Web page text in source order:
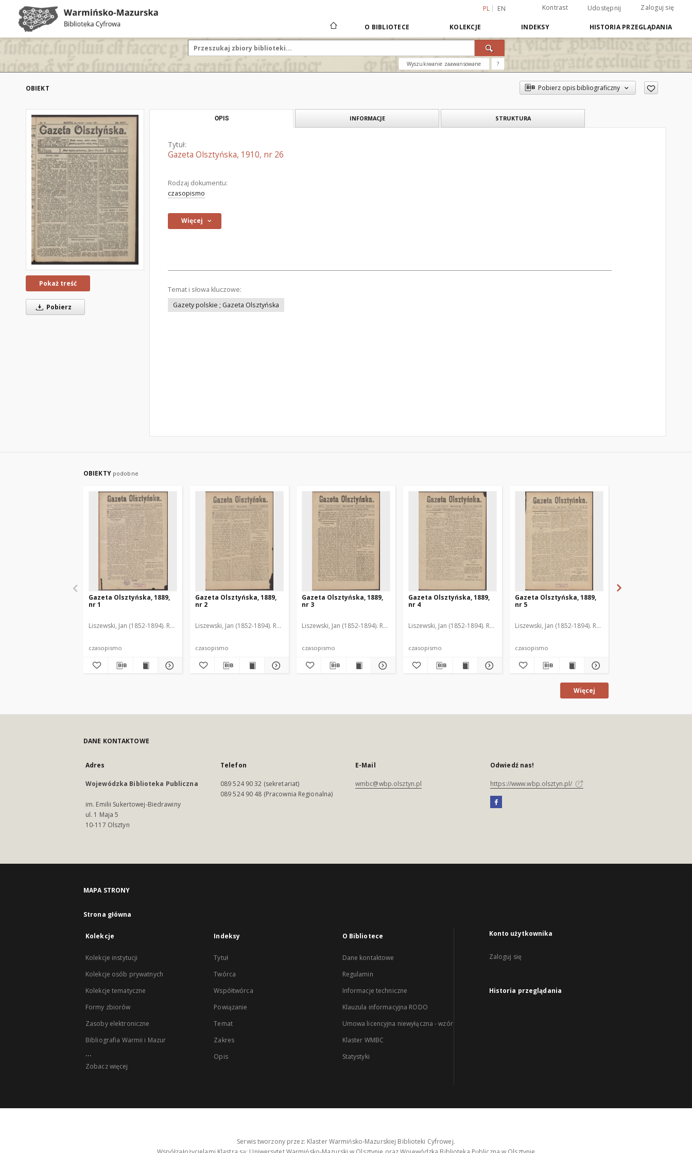
PL EN Kontrast Udostępnij Zaloguj się
O BIBLIOTECE KOLEKCJE INDEKSY HISTORIA PRZEGLĄDANIA
Wyszukiwanie zaawansowane ?
OBIEKT Pobierz opis bibliograficzny
Pokaż treść
Pobierz
OPIS INFORMACJE STRUKTURA
Tytuł:
Gazeta Olsztyńska, 1910, nr 26
Rodzaj dokumentu:
czasopismo
Więcej
Temat i słowa kluczowe:
Gazety polskie ; Gazeta Olsztyńska
OBIEKTY podobne
Gazeta Olsztyńska, 1889,
nr 1
Liszewski, Jan (1852-1894). Red.
czasopismo
Gazeta Olsztyńska, 1889,
nr 2
Liszewski, Jan (1852-1894). Red.
czasopismo
Gazeta Olsztyńska, 1889,
nr 3
Liszewski, Jan (1852-1894). Red.
czasopismo
Gazeta Olsztyńska, 1889,
nr 4
Liszewski, Jan (1852-1894). Red.
czasopismo
Gazeta Olsztyńska, 1889,
nr 5
Liszewski, Jan (1852-1894). Red.
czasopismo
Więcej
DANE KONTAKTOWE
Adres
Wojewódzka Biblioteka Publiczna
im. Emilii Sukertowej-Biedrawiny
ul. 1 Maja 5
10-117 Olsztyn
Telefon
089 524 90 32 (sekretariat)
089 524 90 48 (Pracownia Regionalna)
E-Mail
wmbc@wbp.olsztyn.pl
Odwiedź nas!
https://www.wbp.olsztyn.pl/
MAPA STRONY
Strona główna
Kolekcje
Kolekcje instytucji
Kolekcje osób prywatnych
Kolekcje tematyczne
Formy zbiorów
Zasoby elektroniczne
Bibliografia Warmii i Mazur
...
Zobacz więcej
Indeksy
Tytuł
Twórca
Współtwórca
Powiązanie
Temat
Zakres
Opis
O Bibliotece
Dane kontaktowe
Regulamin
Informacje techniczne
Klauzula informacyjna RODO
Umowa licencyjna niewyłączna - wzór
Klaster WMBC
Statystyki
Konto użytkownika
Zaloguj się
Historia przeglądania
Serwis tworzony przez: Klaster Warmińsko-Mazurskiej Biblioteki Cyfrowej.